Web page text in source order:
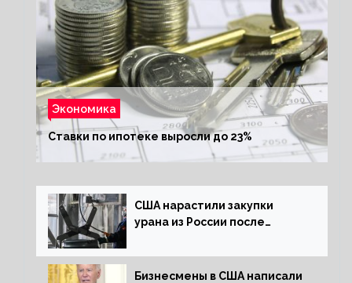
Экономика
Ставки по ипотеке выросли до 23%
США нарастили закупки
урана из России после
Бизнесмены в США написали